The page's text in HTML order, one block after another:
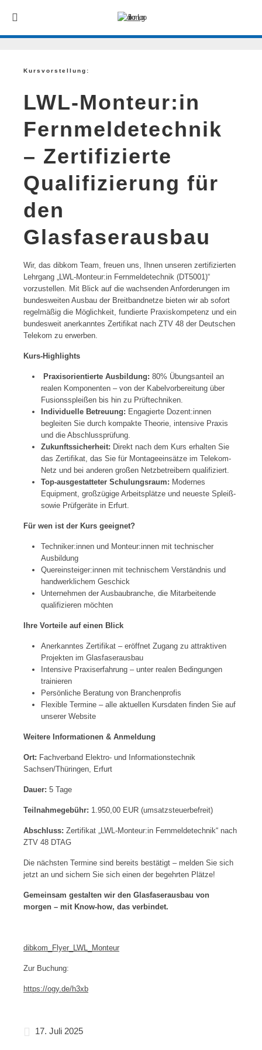
Kursvorstellung:
LWL-Monteur:in
Fernmeldetechnik
– Zertifizierte
Qualifizierung für
den
Glasfaserausbau
Wir, das dibkom Team, freuen uns, Ihnen unseren zertifizierten
Lehrgang „LWL-Monteur:in Fernmeldetechnik (DT5001)“
vorzustellen. Mit Blick auf die wachsenden Anforderungen im
bundesweiten Ausbau der Breitbandnetze bieten wir ab sofort
regelmäßig die Möglichkeit, fundierte Praxiskompetenz und ein
bundesweit anerkanntes Zertifikat nach ZTV 48 der Deutschen
Telekom zu erwerben.
Kurs-Highlights
Praxisorientierte Ausbildung: 80% Übungsanteil an
realen Komponenten – von der Kabelvorbereitung über
Fusionsspleißen bis hin zu Prüftechniken.
Individuelle Betreuung: Engagierte Dozent:innen
begleiten Sie durch kompakte Theorie, intensive Praxis
und die Abschlussprüfung.
Zukunftssicherheit: Direkt nach dem Kurs erhalten Sie
das Zertifikat, das Sie für Montageeinsätze im Telekom-
Netz und bei anderen großen Netzbetreibern qualifiziert.
Top-ausgestatteter Schulungsraum: Modernes
Equipment, großzügige Arbeitsplätze und neueste Spleiß-
sowie Prüfgeräte in Erfurt.
Für wen ist der Kurs geeignet?
Techniker:innen und Monteur:innen mit technischer
Ausbildung
Quereinsteiger:innen mit technischem Verständnis und
handwerklichem Geschick
Unternehmen der Ausbaubranche, die Mitarbeitende
qualifizieren möchten
Ihre Vorteile auf einen Blick
Anerkanntes Zertifikat – eröffnet Zugang zu attraktiven
Projekten im Glasfaserausbau
Intensive Praxiserfahrung – unter realen Bedingungen
trainieren
Persönliche Beratung von Branchenprofis
Flexible Termine – alle aktuellen Kursdaten finden Sie auf
unserer Website
Weitere Informationen & Anmeldung
Ort: Fachverband Elektro- und Informationstechnik
Sachsen/Thüringen, Erfurt
Dauer: 5 Tage
Teilnahmegebühr: 1.950,00 EUR (umsatzsteuerbefreit)
Abschluss: Zertifikat „LWL-Monteur:in Fernmeldetechnik“ nach
ZTV 48 DTAG
Die nächsten Termine sind bereits bestätigt – melden Sie sich
jetzt an und sichern Sie sich einen der begehrten Plätze!
Gemeinsam gestalten wir den Glasfaserausbau von
morgen – mit Know-how, das verbindet.
dibkom_Flyer_LWL_Monteur
Zur Buchung:
https://ogy.de/h3xb
17. Juli 2025